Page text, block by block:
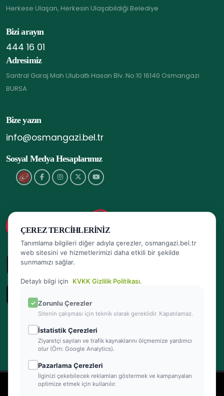
Herkese Ulaşan, Herkesin Ulaşabildiği Belediye
Bizi arayın
444 16 01
Adresimiz
Santral Garaj Mah Ulubatlı Hasan Blv. No:10 16140 Osmangazi
BURSA
Bize yazın
info@osmangazi.bel.tr
Sosyal Medya Hesaplarımız
2026 © Osmangazi Belediyesi Tüm hakları saklıdır
ÇEREZ TERCIHLERINIZ
Tanımlama bilgileri diğer adıyla çerezler, osmangazi.bel.tr
web sitesini ve hizmetlerimizi daha etkili bir şekilde
sunmamızı sağlar.
Detaylı bilgi için KVKK Gizlilik Politikası.
Zorunlu Çerezler
Sitenin çalışması için teknik olarak gereklidir. Kapatılamaz.
İstatistik Çerezleri
Ziyaretçi sayıları ve trafik kaynaklarını ölçmemize yardımcı
olur (Örn: Google Analytics).
Pazarlama Çerezleri
İlginizi çekebilecek reklamları göstermek ve kampanyaları
optimize etmek için kullanılır.